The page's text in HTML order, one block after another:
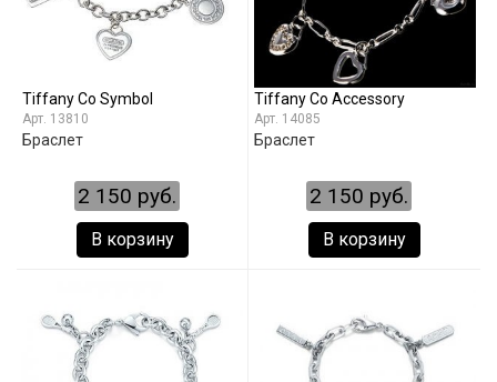
Tiffany Co Symbol
13810
Браслет
2 150 руб.
В корзину
Tiffany Co Accessory
14085
Браслет
2 150 руб.
В корзину